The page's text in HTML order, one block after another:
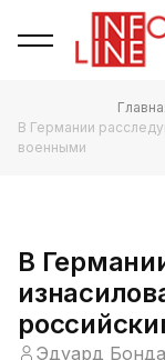
В Германии
военными
В
Эдуард